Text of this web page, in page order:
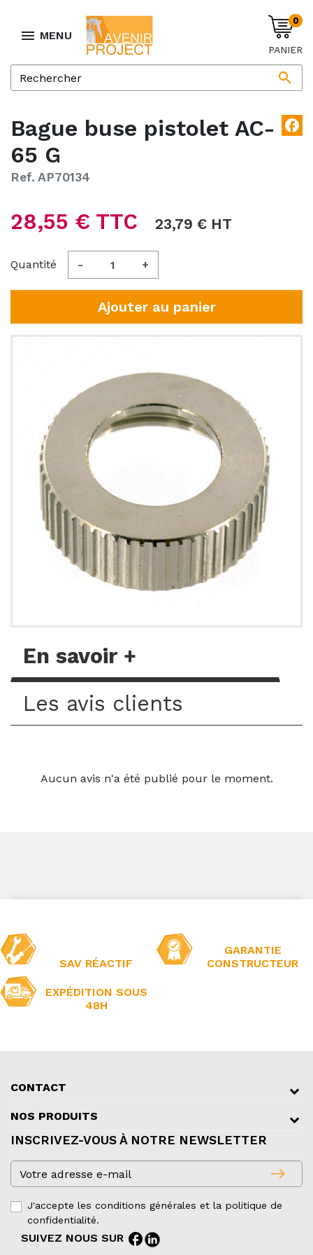
 MENU

0
PANIER
Bague buse pistolet AC-
65 G
facebook
Ref. AP70134
28,55 € TTC 23,79 € HT
Quantité - +
Ajouter au panier
En savoir +
Les avis clients
Aucun avis n'a été publié pour le moment.
SAV RÉACTIF
GARANTIE
CONSTRUCTEUR
EXPÉDITION SOUS
48H
CONTACT
NOS PRODUITS
INSCRIVEZ-VOUS À NOTRE NEWSLETTER
east
J'accepte les conditions générales et la politique de
confidentialité.
SUIVEZ NOUS SUR facebook